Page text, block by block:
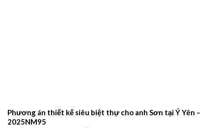
Phương án thiết kế siêu biệt thự cho anh Sơn tại Ý Yên –
2025NM95